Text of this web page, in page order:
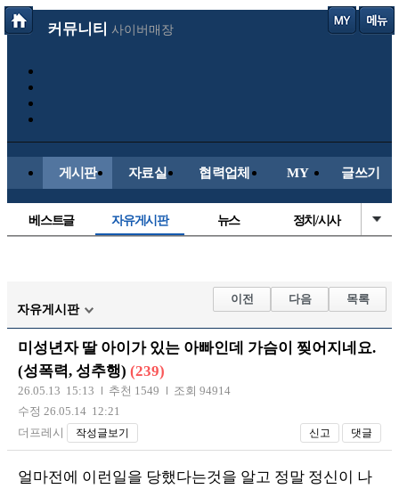
커뮤니티 사이버매장
게시판 자료실 협력업체 MY 글쓰기
베스트글 자유게시판 뉴스 정치/시사
해외축구
국내축구
자유게시판
이전 다음 목록
미성년자 딸 아이가 있는 아빠인데 가슴이 찢어지네요.
(성폭력, 성추행) (239)
26.05.13 15:13 추천 1549
조회 94914
수정 26.05.14 12:21
더프레시
작성글보기 신고 댓글
얼마전에 이런일을 당했다는것을 알고 정말 정신이 나